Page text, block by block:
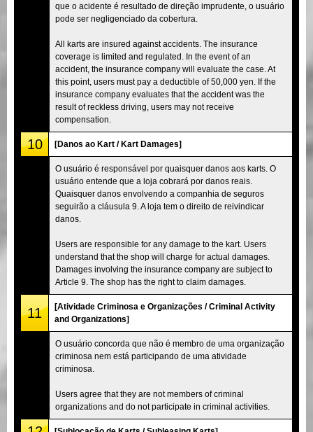
que o acidente é resultado de direção imprudente, o usuário
pode ser negligenciado da cobertura.
All karts are insured against accidents. The insurance
coverage is limited and regulated. In the event of an
accident, the insurance company will evaluate the case. At
this point, users must pay a deductible of 50,000 yen. If the
insurance company evaluates that the accident was the
result of reckless driving, users may not receive
compensation.
10 [Danos ao Kart / Kart Damages]
O usuário é responsável por quaisquer danos aos karts. O
usuário entende que a loja cobrará por danos reais.
Quaisquer danos envolvendo a companhia de seguros
seguirão a cláusula 9. A loja tem o direito de reivindicar
danos.
Users are responsible for any damage to the kart. Users
understand that the shop will charge for actual damages.
Damages involving the insurance company are subject to
Article 9. The shop has the right to claim damages.
11
[Atividade Criminosa e Organizações / Criminal Activity
and Organizations]
O usuário concorda que não é membro de uma organização
criminosa nem está participando de uma atividade
criminosa.
Users agree that they are not members of criminal
organizations and do not participate in criminal activities.